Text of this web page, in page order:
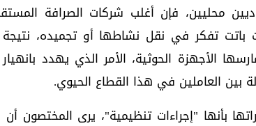
محليين، فإن أغلب شركات الصرافة
باتت تفكر في نقل نشاطها أو تجميده، نتيجة
الأجهزة الحوثية، الأمر الذي يهدد
بين العاملين في هذا القطاع الحيوي.
بأنها "إجراءات تنظيمية"، يرى المختصون